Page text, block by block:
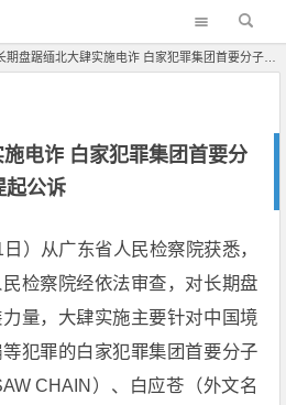
期盘踞缅北大肆实施电诈 白家犯罪集团首要分子白所成等21人被提起公诉
电诈 白家犯罪集团首要分
起公诉
从广东省人民检察院获悉，
检察院经依法审查，对长期盘
量，大肆实施主要针对中国境
犯罪的白家犯罪集团首要分子
CHAIN）、白应苍（外文名